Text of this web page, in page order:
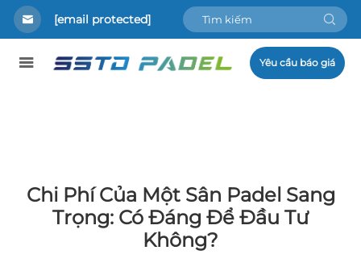
[email protected]
Yêu cầu báo giá
Chi Phí Của Một Sân Padel Sang
Trọng: Có Đáng Để Đầu Tư
Không?